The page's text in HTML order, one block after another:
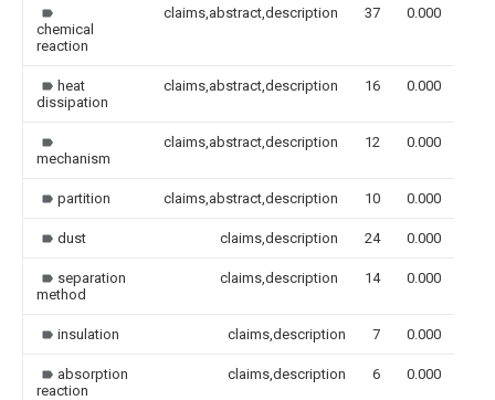
chemical
reaction
claims,abstract,description 37 0.000
heat
dissipation
claims,abstract,description 16 0.000
mechanism
claims,abstract,description 12 0.000
partition claims,abstract,description 10 0.000
dust claims,description 24 0.000
separation
method
claims,description 14 0.000
insulation claims,description 7 0.000
absorption
reaction
claims,description 6 0.000